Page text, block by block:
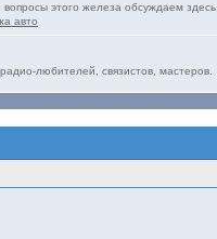
этого железа обсуждаем здесь.
авто
любителей, связистов, мастеров.